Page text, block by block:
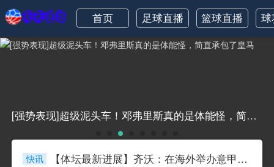
首页 足球直播 篮球直播
[强势表现]超级泥头车！邓弗里斯真的是体能怪，简直承包了皇马
快讯 【体坛最新进展】齐沃：在海外举办意甲联赛想法很好，但组织起来